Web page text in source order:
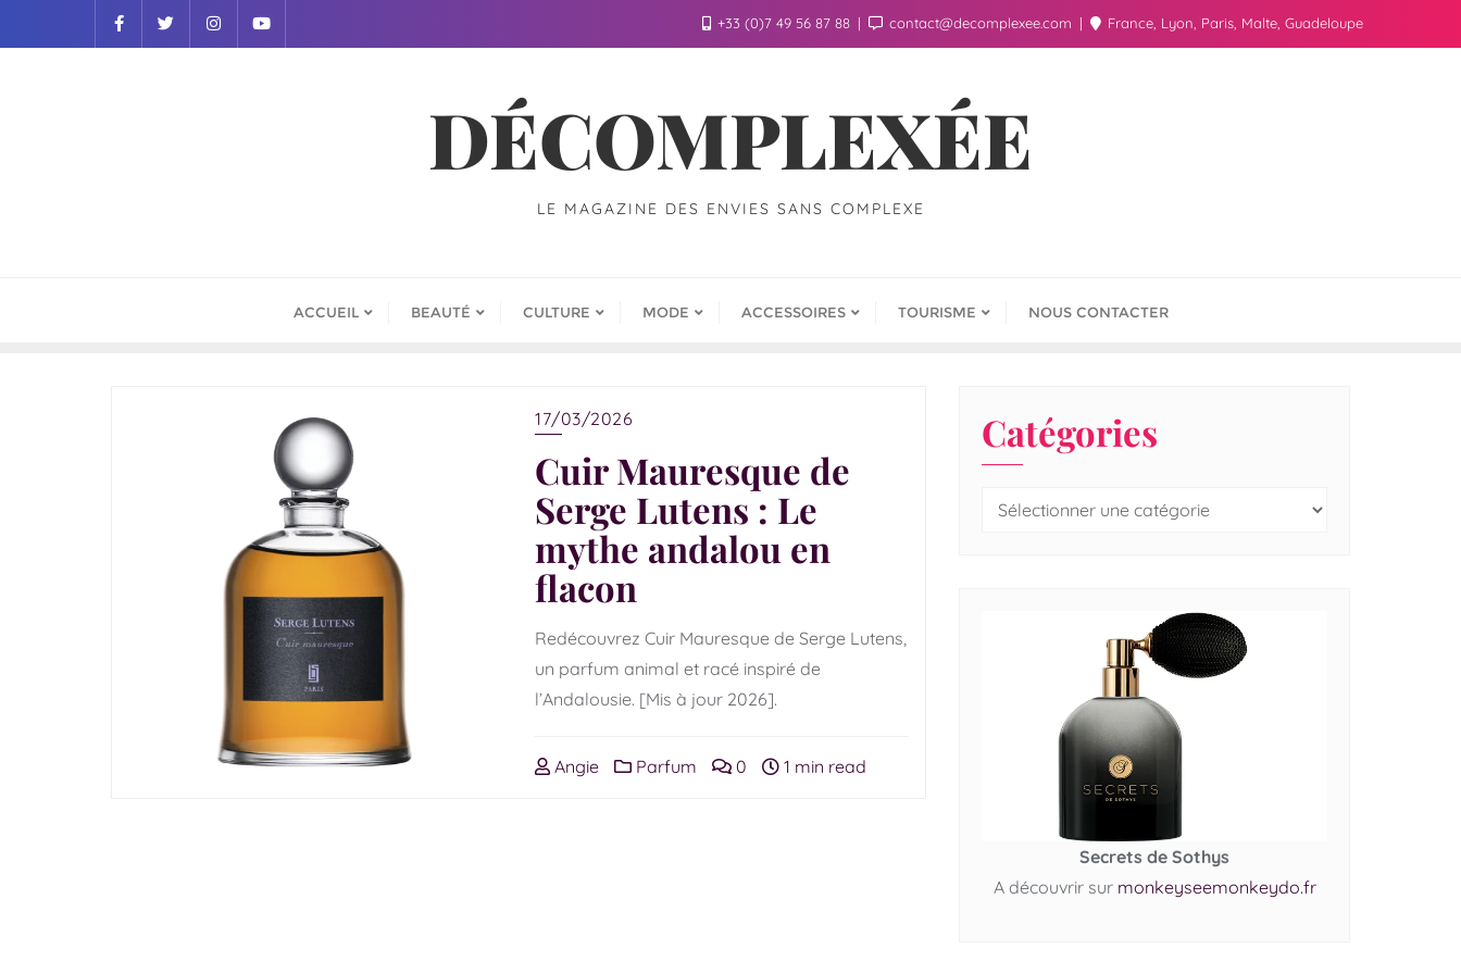
+33 (0)7 49 56 87 88 contact@decomplexee.com France, Lyon, Paris, Malte, Guadeloupe
DÉCOMPLEXÉE
LE MAGAZINE DES ENVIES SANS COMPLEXE
ACCUEIL BEAUTÉ CULTURE MODE ACCESSOIRES TOURISME NOUS CONTACTER
17/03/2026
Cuir Mauresque de
Serge Lutens : Le
mythe andalou en
flacon
Redécouvrez Cuir Mauresque de Serge Lutens,
un parfum animal et racé inspiré de
l’Andalousie. [Mis à jour 2026].
Angie Parfum 0 1 min read
Catégories
Secrets de Sothys
A découvrir sur monkeyseemonkeydo.fr